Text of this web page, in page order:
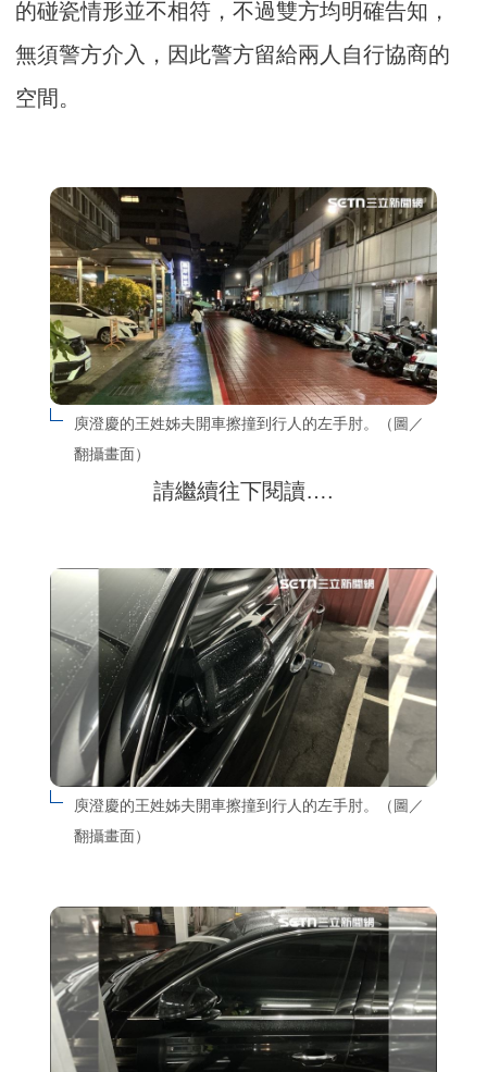
的碰瓷情形並不相符，不過雙方均明確告知，
無須警方介入，因此警方留給兩人自行協商的
空間。
庾澄慶的王姓姊夫開車擦撞到行人的左手肘。（圖／
翻攝畫面）
請繼續往下閱讀….
庾澄慶的王姓姊夫開車擦撞到行人的左手肘。（圖／
翻攝畫面）